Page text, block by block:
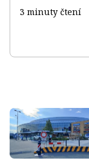
3 minuty čtení